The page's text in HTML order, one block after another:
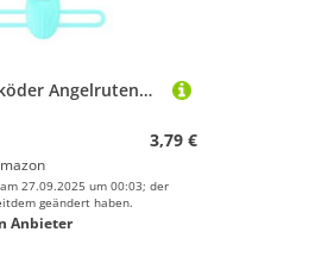
5pcs Silikonköder Angelrutenhaken Keeper Fischerei Tackle Köder Jigs Haken Sicherheitsbehalten Von Silikonstangenködern
3,79 €
27.09.2025 um 00:03; der
geändert haben.
Anbieter